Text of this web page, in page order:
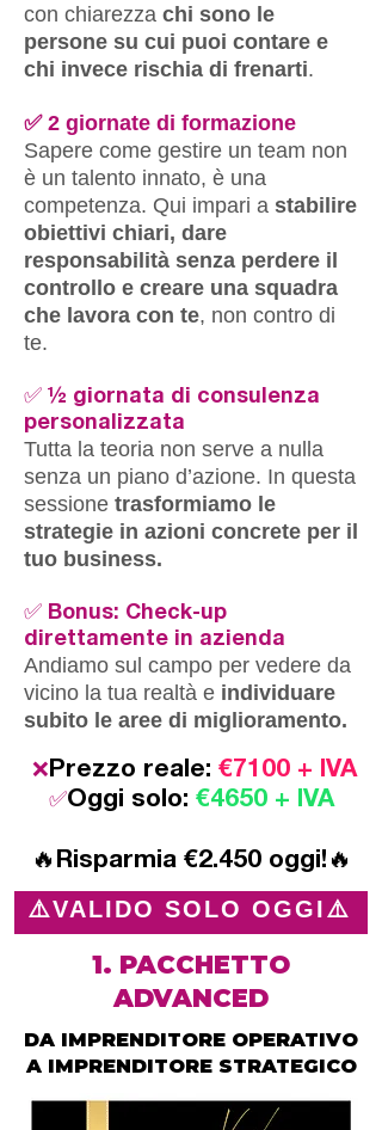
con chiarezza chi sono le
persone su cui puoi contare e
chi invece rischia di frenarti.
✅ 2 giornate di formazione
Sapere come gestire un team non
è un talento innato, è una
competenza. Qui impari a stabilire
obiettivi chiari, dare
responsabilità senza perdere il
controllo e creare una squadra
che lavora con te, non contro di
te.
✅ ½ giornata di consulenza
personalizzata
Tutta la teoria non serve a nulla
senza un piano d’azione. In questa
sessione trasformiamo le
strategie in azioni concrete per il
tuo business.
✅ Bonus: Check-up
direttamente in azienda
Andiamo sul campo per vedere da
vicino la tua realtà e individuare
subito le aree di miglioramento.
❌Prezzo reale: €7100 + IVA
✅Oggi solo: €4650 + IVA
🔥Risparmia €2.450 oggi!🔥
⚠️VALIDO SOLO OGGI⚠️
1. PACCHETTO
ADVANCED
DA IMPRENDITORE OPERATIVO
A IMPRENDITORE STRATEGICO